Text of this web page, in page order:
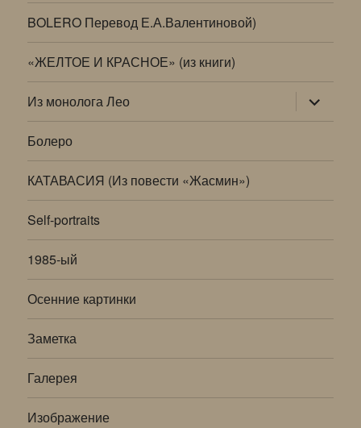
BOLERO Перевод Е.А.Валентиновой)
«ЖЕЛТОЕ И КРАСНОЕ» (из книги)
Из монолога Лео раскрыть
дочернее
меню
Болеро
КАТАВАСИЯ (Из повести «Жасмин»)
Self-portraits
1985-ый
Осенние картинки
Заметка
Галерея
Изображение